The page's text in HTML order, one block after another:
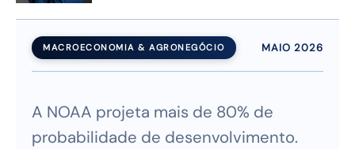
MACROECONOMIA & AGRONEGÓCIO MAIO 2026
A NOAA projeta mais de 80% de
probabilidade de desenvolvimento.